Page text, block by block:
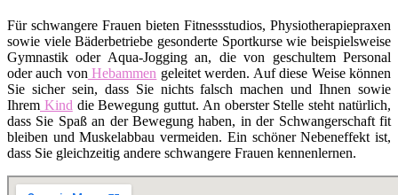
Für schwangere Frauen bieten Fitnessstudios, Physiotherapiepraxen
sowie viele Bäderbetriebe gesonderte Sportkurse wie beispielsweise
Gymnastik oder Aqua-Jogging an, die von geschultem Personal
oder auch von Hebammen geleitet werden. Auf diese Weise können
Sie sicher sein, dass Sie nichts falsch machen und Ihnen sowie
Ihrem Kind die Bewegung guttut. An oberster Stelle steht natürlich,
dass Sie Spaß an der Bewegung haben, in der Schwangerschaft fit
bleiben und Muskelabbau vermeiden. Ein schöner Nebeneffekt ist,
dass Sie gleichzeitig andere schwangere Frauen kennenlernen.